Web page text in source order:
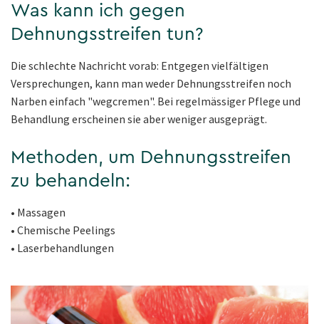
Was kann ich gegen
Dehnungsstreifen tun?
Die schlechte Nachricht vorab: Entgegen vielfältigen
Versprechungen, kann man weder Dehnungsstreifen noch
Narben einfach "wegcremen". Bei regelmässiger Pflege und
Behandlung erscheinen sie aber weniger ausgeprägt.
Methoden, um Dehnungsstreifen
zu behandeln:
• Massagen
• Chemische Peelings
• Laserbehandlungen